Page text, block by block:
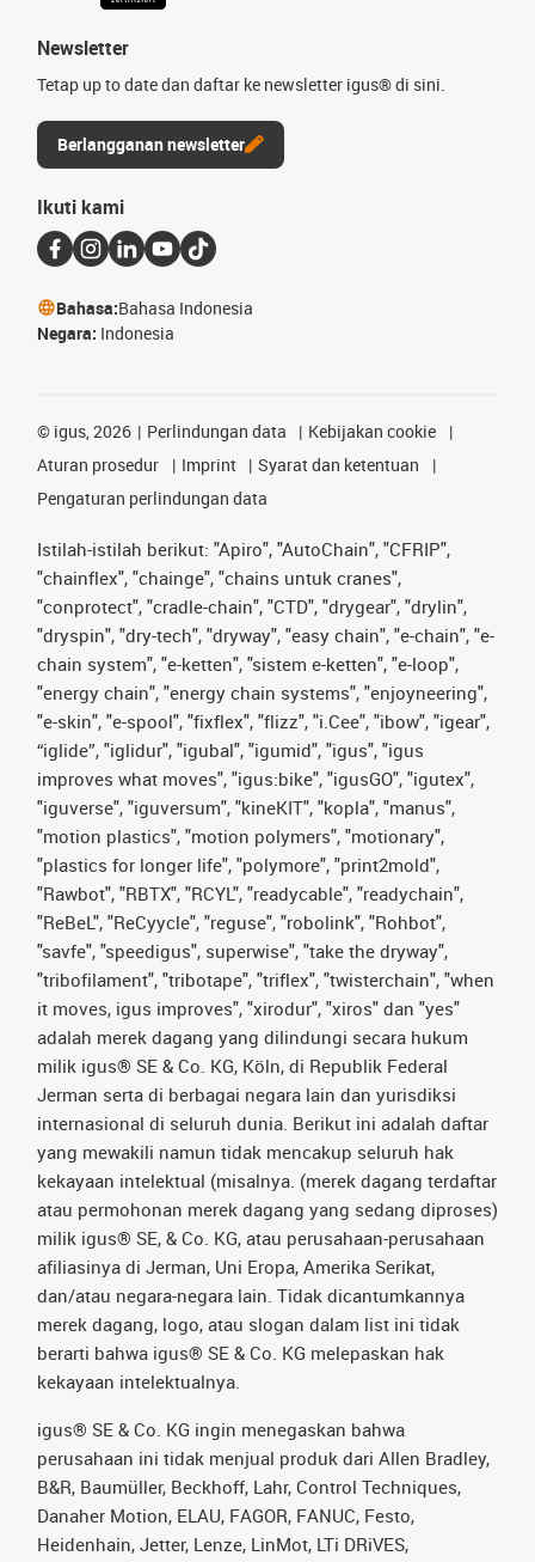
Newsletter
Tetap up to date dan daftar ke newsletter igus® di sini.
Berlangganan newsletter
Ikuti kami
Bahasa:Bahasa Indonesia
Negara: Indonesia
© igus, 2026 Perlindungan data
Kebijakan cookie
Aturan prosedur
Imprint
Syarat dan ketentuan
Pengaturan perlindungan data
Istilah-istilah berikut: "Apiro", "AutoChain", "CFRIP",
"chainflex", "chainge", "chains untuk cranes",
"conprotect", "cradle-chain", "CTD", "drygear", "drylin",
"dryspin", "dry-tech", "dryway", "easy chain", "e-chain", "e-
chain system", "e-ketten", "sistem e-ketten", "e-loop",
"energy chain", "energy chain systems", "enjoyneering",
"e-skin", "e-spool", "fixflex", "flizz", "i.Cee", "ibow", "igear",
“iglide”, "iglidur", "igubal", "igumid", "igus", "igus
improves what moves", "igus:bike", "igusGO", "igutex",
"iguverse", "iguversum", "kineKIT", "kopla", "manus",
"motion plastics", "motion polymers", "motionary",
"plastics for longer life", "polymore", "print2mold",
"Rawbot", "RBTX", "RCYL", "readycable", "readychain",
"ReBeL", "ReCyycle", "reguse", "robolink", "Rohbot",
"savfe", "speedigus", superwise", "take the dryway",
"tribofilament", "tribotape", "triflex", "twisterchain", "when
it moves, igus improves", "xirodur", "xiros" dan "yes"
adalah merek dagang yang dilindungi secara hukum
milik igus® SE & Co. KG, Köln, di Republik Federal
Jerman serta di berbagai negara lain dan yurisdiksi
internasional di seluruh dunia. Berikut ini adalah daftar
yang mewakili namun tidak mencakup seluruh hak
kekayaan intelektual (misalnya. (merek dagang terdaftar
atau permohonan merek dagang yang sedang diproses)
milik igus® SE, & Co. KG, atau perusahaan-perusahaan
afiliasinya di Jerman, Uni Eropa, Amerika Serikat,
dan/atau negara-negara lain. Tidak dicantumkannya
merek dagang, logo, atau slogan dalam list ini tidak
berarti bahwa igus® SE & Co. KG melepaskan hak
kekayaan intelektualnya.
igus® SE & Co. KG ingin menegaskan bahwa
perusahaan ini tidak menjual produk dari Allen Bradley,
B&R, Baumüller, Beckhoff, Lahr, Control Techniques,
Danaher Motion, ELAU, FAGOR, FANUC, Festo,
Heidenhain, Jetter, Lenze, LinMot, LTi DRiVES,